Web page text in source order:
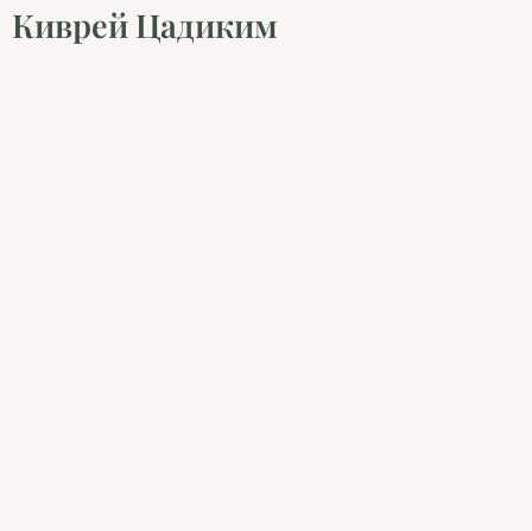
Киврей Цадиким